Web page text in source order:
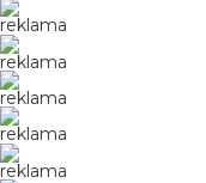
reklama
reklama
reklama
reklama
reklama